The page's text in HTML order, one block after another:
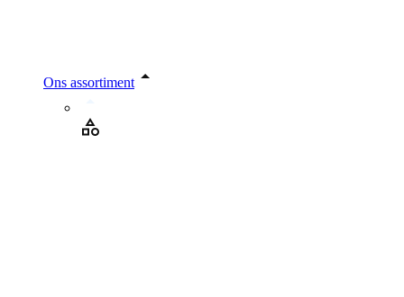
Ons assortiment